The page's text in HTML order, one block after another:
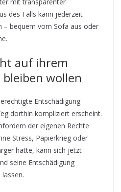
des Falls kann jederzeit
– bequem vom Sofa aus oder
auf ihrem
bleiben wollen
Entschädigung
dorthin kompliziert erscheint.
der eigenen Rechte
Stress, Papierkrieg oder
hatte, kann sich jetzt
seine Entschädigung